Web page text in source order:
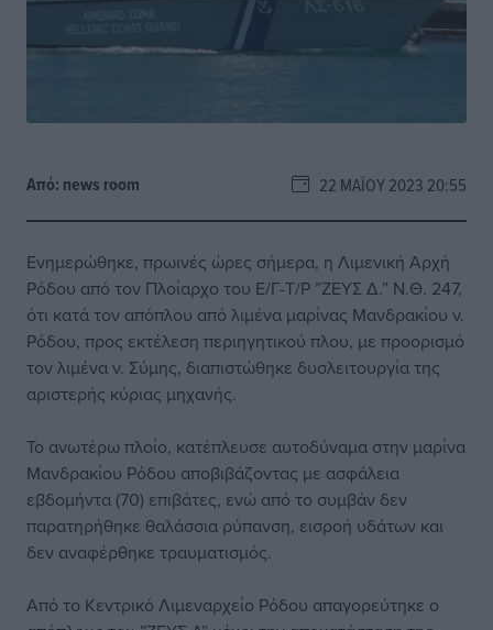
Από: news room 22 ΜΑΪ́ΟΥ 2023 20:55
Ενημερώθηκε, πρωινές ώρες σήμερα, η Λιμενική Αρχή
Ρόδου από τον Πλοίαρχο του Ε/Γ-Τ/Ρ ”ΖΕΥΣ Δ.” Ν.Θ. 247,
ότι κατά τον απόπλου από λιμένα μαρίνας Μανδρακίου ν.
Ρόδου, προς εκτέλεση περιηγητικού πλου, με προορισμό
τον λιμένα ν. Σύμης, διαπιστώθηκε δυσλειτουργία της
αριστερής κύριας μηχανής.
Το ανωτέρω πλοίο, κατέπλευσε αυτοδύναμα στην μαρίνα
Μανδρακίου Ρόδου αποβιβάζοντας με ασφάλεια
εβδομήντα (70) επιβάτες, ενώ από το συμβάν δεν
παρατηρήθηκε θαλάσσια ρύπανση, εισροή υδάτων και
δεν αναφέρθηκε τραυματισμός.
Από το Κεντρικό Λιμεναρχείο Ρόδου απαγορεύτηκε ο